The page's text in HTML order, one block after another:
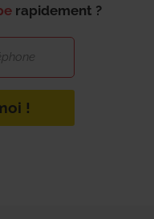
rapidement ?
!